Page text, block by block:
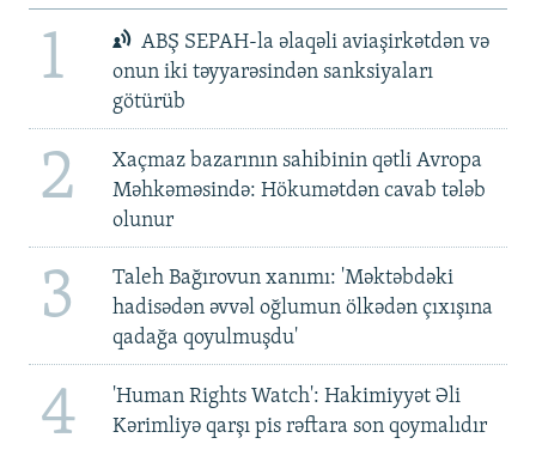
1
ABŞ SEPAH-la əlaqəli aviaşirkətdən və
onun iki təyyarəsindən sanksiyaları
götürüb
2
Xaçmaz bazarının sahibinin qətli Avropa
Məhkəməsində: Hökumətdən cavab tələb
olunur
3
Taleh Bağırovun xanımı: 'Məktəbdəki
hadisədən əvvəl oğlumun ölkədən çıxışına
qadağa qoyulmuşdu'
4
'Human Rights Watch': Hakimiyyət Əli
Kərimliyə qarşı pis rəftara son qoymalıdır